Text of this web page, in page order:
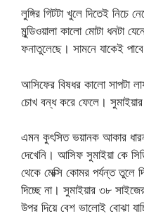
লুঙ্গির গিটটা খুলে দিতেই নিচে
মুন্ডিওয়ালা কালো মোটা ধনটা
ফনাতুলেছে। সামনে যাকেই
আসিফের বিষধর কালো সাপটা
চোখ বন্ধ করে ফেলে। সুমাইয়ার
এমন কুৎসিত ভয়ানক আকার
দেখেনি। আসিফ সুমাইয়া কে
থেকে মেক্সি কোমর পর্যন্ত
দিচ্ছে না। সুমাইয়ার ৩৮
উপর দিয়ে বেশ ভালোই বোঝা